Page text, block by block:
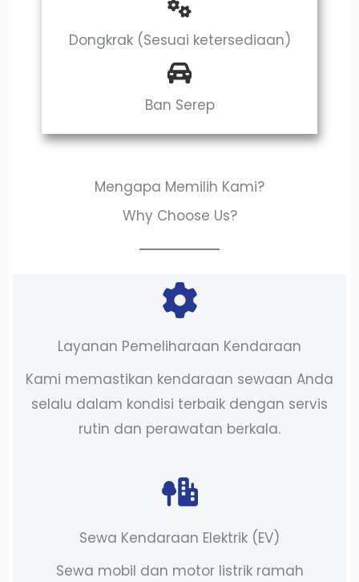
Dongkrak (Sesuai ketersediaan)
Ban Serep
Mengapa Memilih Kami?
Why Choose Us?
Layanan Pemeliharaan Kendaraan
Kami memastikan kendaraan sewaan Anda
selalu dalam kondisi terbaik dengan servis
rutin dan perawatan berkala.
Sewa Kendaraan Elektrik (EV)
Sewa mobil dan motor listrik ramah